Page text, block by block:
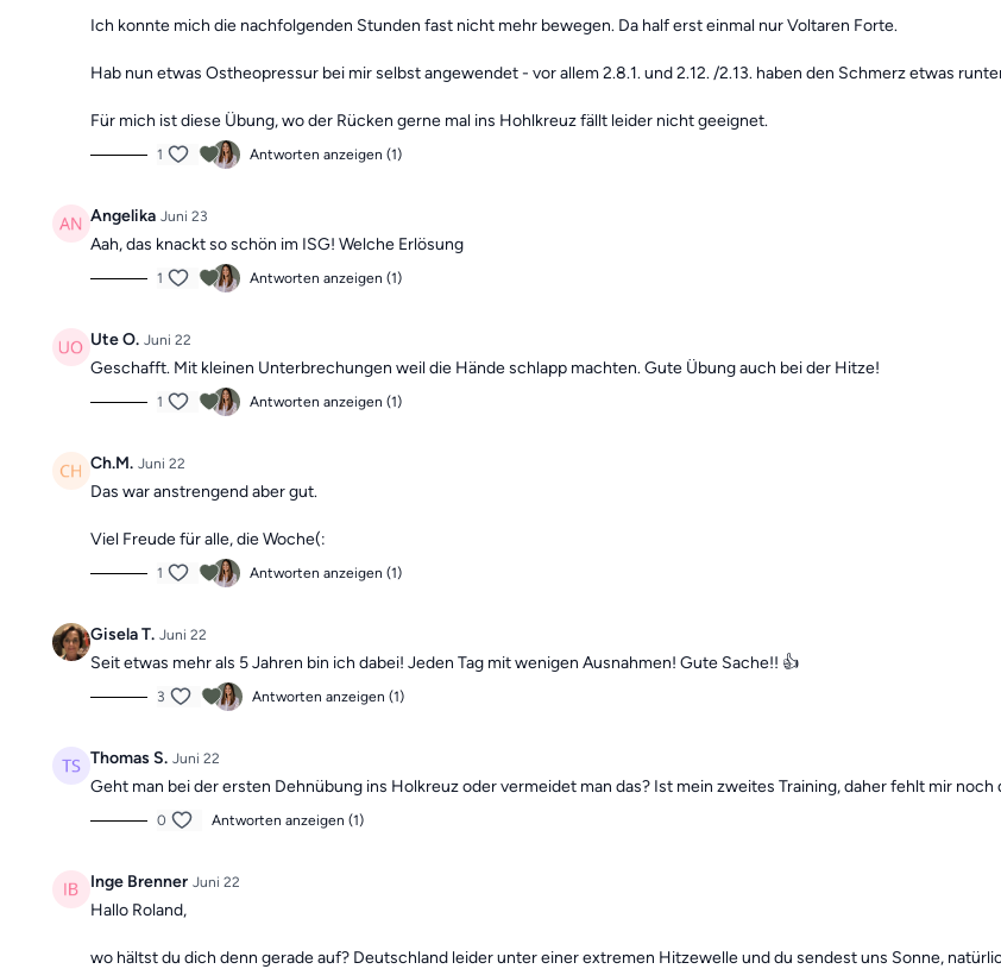
Ich konnte mich die nachfolgenden Stunden fast nicht mehr bewegen. Da half erst einmal nur Voltaren Forte.
Hab nun etwas Ostheopressur bei mir selbst angewendet - vor allem 2.8.1. und 2.12. /2.13. haben den Schmerz etwas
Für mich ist diese Übung, wo der Rücken gerne mal ins Hohlkreuz fällt leider nicht geeignet.
1 Antworten anzeigen (1)
Angelika Juni 23
Aah, das knackt so schön im ISG! Welche Erlösung
1 Antworten anzeigen (1)
Ute O. Juni 22
Geschafft. Mit kleinen Unterbrechungen weil die Hände schlapp machten. Gute Übung auch bei der Hitze!
1 Antworten anzeigen (1)
Ch.M. Juni 22
Das war anstrengend aber gut.
Viel Freude für alle, die Woche(:
1 Antworten anzeigen (1)
Gisela T. Juni 22
Seit etwas mehr als 5 Jahren bin ich dabei! Jeden Tag mit wenigen Ausnahmen! Gute Sache!! 👍
3 Antworten anzeigen (1)
Thomas S. Juni 22
Geht man bei der ersten Dehnübung ins Holkreuz oder vermeidet man das? Ist mein zweites Training, daher fehlt mir
0 Antworten anzeigen (1)
Inge Brenner Juni 22
Hallo Roland,
wo hältst du dich denn gerade auf? Deutschland leider unter einer extremen Hitzewelle und du sendest uns Sonne,